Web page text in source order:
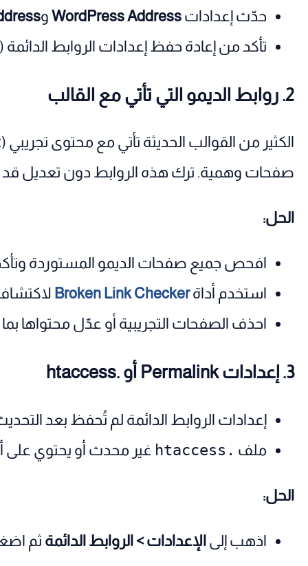
حدّث إعدادات WordPress Address و
تأكد من إعادة حفظ إعدادات الروابط الدائمة (Permalink) بعد النقل.
2. روابط الديمو التي تأتي مع القالب
صفحات وهمية. ترك هذه الروابط دون تعديل قد يؤدي إلى
الحل:
افحص جميع صفحات الديمو المستوردة
استخدم أداةBroken Link Checker
احذف الصفحات التجريبية أو عدّل محتواها
3. إعدادات Permalink أو .htaccess
إعدادات الروابط الدائمة لم تُحفظ بعد
ملف .htaccess غير محدث أو يحتوي على
الحل:
اذهب إلى الإعدادات > الروابط الدائمة ثم